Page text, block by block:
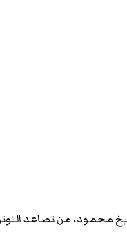
محمود، من تصاعد